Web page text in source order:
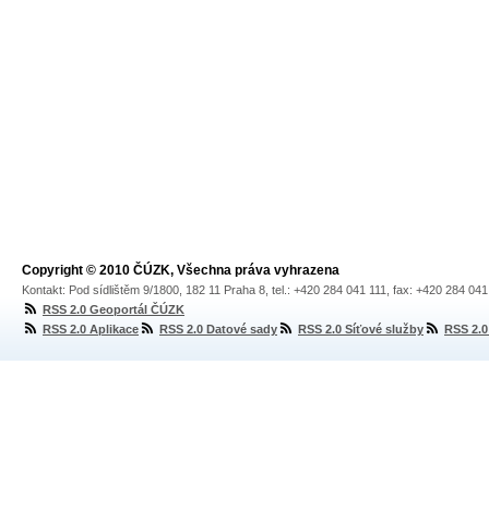
Copyright © 2010 ČÚZK, Všechna práva vyhrazena
Kontakt: Pod sídlištěm 9/1800, 182 11 Praha 8, tel.: +420 284 041 111, fax: +420 284
RSS 2.0 Geoportál ČÚZK
RSS 2.0 Aplikace
RSS 2.0 Datové sady RSS 2.0 Síťové služby RSS